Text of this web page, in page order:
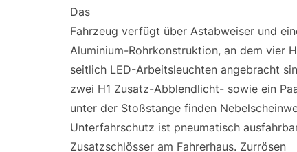
Das
Fahrzeug verfügt über Astabweiser und
Aluminium-Rohrkonstruktion, an dem vier
seitlich LED-Arbeitsleuchten angebracht
zwei H1 Zusatz-Abblendlicht- sowie ein
unter der Stoßstange finden
Unterfahrschutz ist pneumatisch
Zusatzschlösser am Fahrerhaus. Zurrösen